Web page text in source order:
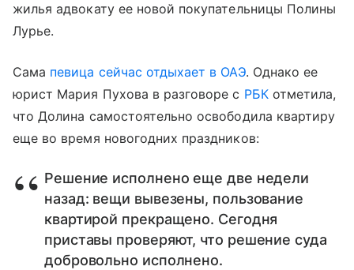
жилья адвокату ее новой покупательницы Полины
Лурье.
Сама певица сейчас отдыхает в ОАЭ. Однако ее
юрист Мария Пухова в разговоре с РБКотметила,
что Долина самостоятельно освободила квартиру
еще во время новогодних праздников:
Решение исполнено еще две недели
назад: вещи вывезены, пользование
квартирой прекращено. Сегодня
приставы проверяют, что решение суда
добровольно исполнено.